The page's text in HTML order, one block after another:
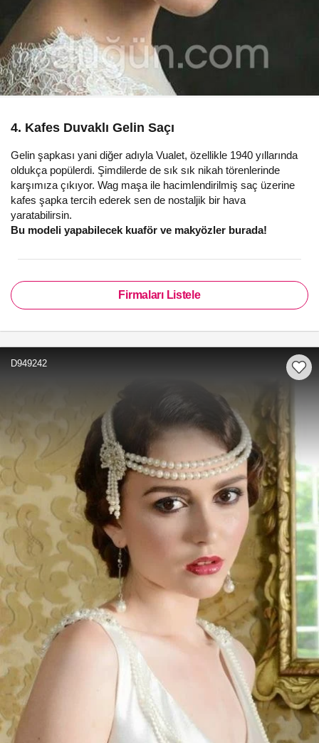
4. Kafes Duvaklı Gelin Saçı
Gelin şapkası yani diğer adıyla Vualet, özellikle 1940 yıllarında
oldukça popülerdi. Şimdilerde de sık sık nikah törenlerinde
karşımıza çıkıyor. Wag maşa ile hacimlendirilmiş saç üzerine
kafes şapka tercih ederek sen de nostaljik bir hava
yaratabilirsin.
Bu modeli yapabilecek kuaför ve makyözler burada!
Firmaları Listele
D949242